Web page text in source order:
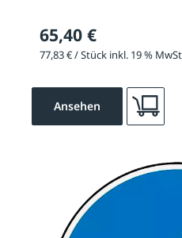
65,40 €
77,83 € / Stück inkl. 19 %
Ansehen